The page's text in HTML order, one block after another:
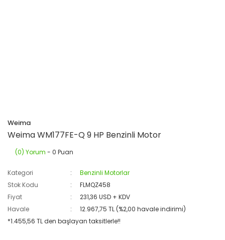
Weima
Weima WM177FE-Q 9 HP Benzinli Motor
(0) Yorum - 0 Puan
Kategori
Benzinli Motorlar
Stok Kodu
FLMQZ458
Fiyat
231,36 USD + KDV
Havale
12.967,75 TL (%2,00 havale indirimi)
*1.455,56 TL den başlayan taksitlerle!!